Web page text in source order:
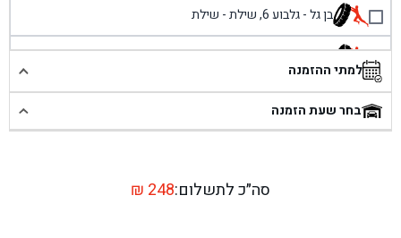
בן גל - גלבוע 6, שילת - שילת
בן גל - פוריידיס, כניסה צפונית מול כביש 4 - פרדיס
בן גל - שכונת אזור תעשייה זעירה, עיילבון - עיילבון
בן גל - דרך השבעה 20, אזור - אזור
למתי ההזמנה
בחר שעת הזמנה
סה״כ לתשלום: ₪ 248